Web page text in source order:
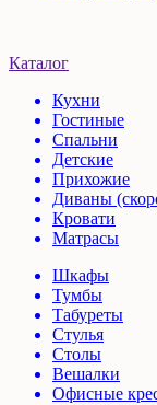
Каталог
Кухни
Гостиные
Спальни
Детские
Прихожие
Диваны
Кровати
Матрасы
Шкафы
Тумбы
Табуреты
Стулья
Столы
Вешалки
Офисные